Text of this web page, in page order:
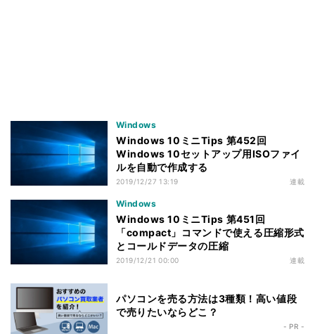
Windows
Windows 10ミニTips 第452回
Windows 10セットアップ用ISOファイ
ルを自動で作成する
2019/12/27 13:19 連載
Windows
Windows 10ミニTips 第451回
「compact」コマンドで使える圧縮形式
とコールドデータの圧縮
2019/12/21 00:00 連載
パソコンを売る方法は3種類！高い値段
で売りたいならどこ？
- PR -